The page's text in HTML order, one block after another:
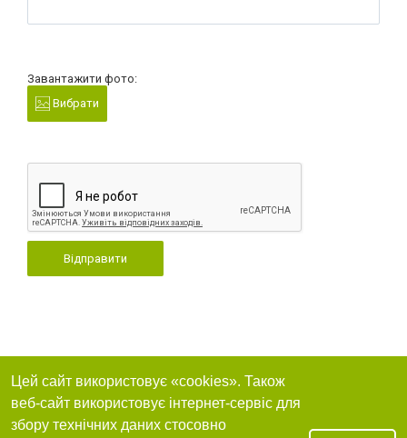
Завантажити фото:
Вибрати
Відправити
Цей сайт використовує «cookies». Також
веб-сайт використовує інтернет-сервіс для
збору технічних даних стосовно